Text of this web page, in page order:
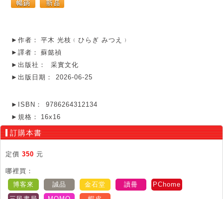
►作者：
平木 光枝﹙ひらぎ みつえ﹚
►譯者：
蘇懿禎
►出版社：
采實文化
►出版日期：
2026-06-25
►ISBN：
9786264312134
►規格：
16x16
訂購本書
定價 350 元
哪裡買：
博客來
誠品 金石堂 讀冊
PChome